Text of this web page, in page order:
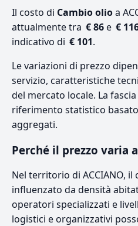
Il costo di Cambio olioa
attualmente tra € 86e €
indicativo di € 101.
Le variazioni di prezzo
servizio, caratteristiche
del mercato locale. La
riferimento statistico
aggregati.
Perché il prezzo varia
Nel territorio di ACCIANO, il
influenzato da densità
operatori specializzati e
logistici e organizzativi